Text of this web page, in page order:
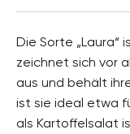
Die Sorte
zeichnet sich vor
aus und behält
ist sie ideal etwa
als Kartoffelsalat